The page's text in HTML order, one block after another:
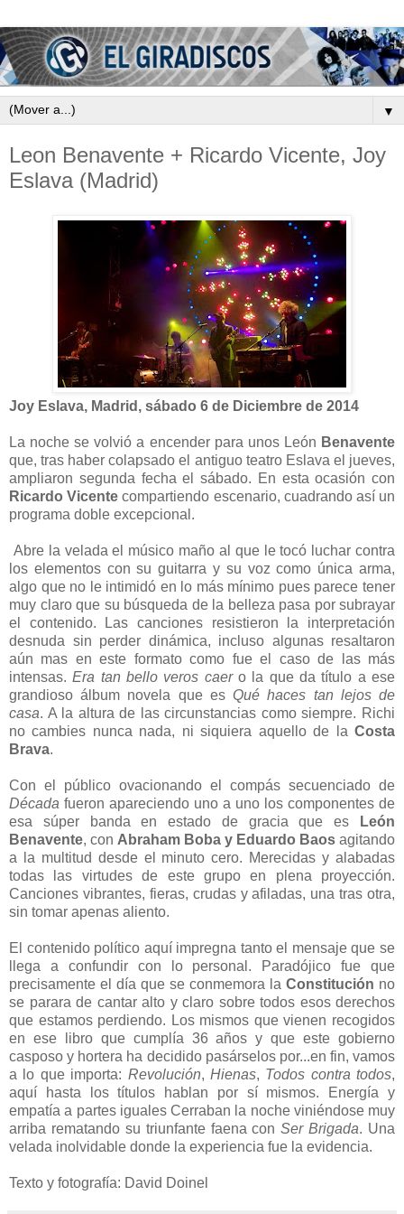
▼
Leon Benavente + Ricardo Vicente, Joy
Eslava (Madrid)
Joy Eslava, Madrid, sábado 6 de Diciembre de 2014
La noche se volvió a encender para unos León Benavente
que, tras haber colapsado el antiguo teatro Eslava el jueves,
ampliaron segunda fecha el sábado. En esta ocasión con
Ricardo Vicentecompartiendo escenario, cuadrando así un
programa doble excepcional.
Abre la velada el músico maño al que le tocó luchar contra
los elementos con su guitarra y su voz como única arma,
algo que no le intimidó en lo más mínimo pues parece tener
muy claro que su búsqueda de la belleza pasa por subrayar
el contenido. Las canciones resistieron la interpretación
desnuda sin perder dinámica, incluso algunas resaltaron
aún mas en este formato como fue el caso de las más
intensas.Era tan bello veros caero la que da título a ese
grandioso álbum novela que esQué haces tan lejos de
casa. A la altura de las circunstancias como siempre. Richi
no cambies nunca nada, ni siquiera aquello de la Costa
Brava.
Con el público ovacionando el compás secuenciado de
Década fueron apareciendo uno a uno los componentes de
esa súper banda en estado de gracia que es
León
Benavente, con Abraham Boba y Eduardo Baos agitando
a la multitud desde el minuto cero. Merecidas y alabadas
todas las virtudes de este grupo en plena proyección.
Canciones vibrantes, fieras, crudas y afiladas, una tras otra,
sin tomar apenas aliento.
El contenido político aquí impregna tanto el mensaje que se
llega a confundir con lo personal. Paradójico fue que
precisamente el día que se conmemora la Constitución no
se parara de cantar alto y claro sobre todos esos derechos
que estamos perdiendo. Los mismos que vienen recogidos
en ese libro que cumplía 36 años y que este gobierno
casposo y hortera ha decidido pasárselos por...en fin, vamos
a lo que importa: Revolución, Hienas, Todos contra todos,
aquí hasta los títulos hablan por sí mismos. Energía y
empatía a partes iguales Cerraban la noche viniéndose muy
arriba rematando su triunfante faena conSer Brigada. Una
velada inolvidable donde la experiencia fue la evidencia.
Texto y fotografía: David Doinel